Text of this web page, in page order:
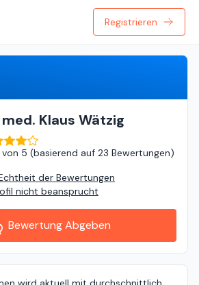
Registrieren
med. Klaus Wätzig
von 5 (basierend auf 23 Bewertungen)
der Bewertungen
nicht beansprucht
Bewertung Abgeben